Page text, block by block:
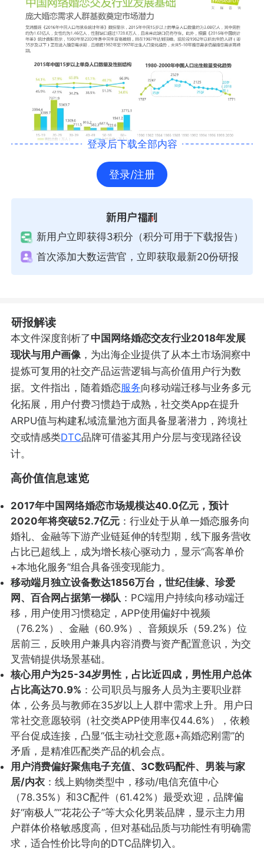
登录后下载全部内容
登录/注册
新用户立即获得3积分（积分可用于下载报告）
首次添加大数运营官，立即获取最新20份研报
研报解读
本文件深度剖析了中国网络婚恋交友行业2018年发展
现状与用户画像，为出海企业提供了从本土市场洞察中
提炼可复用的社交产品运营逻辑与高价值用户行为数
据。文件指出，随着婚恋服务向移动端迁移与业务多元
化拓展，用户付费习惯趋于成熟，社交类App在提升
ARPU值与构建私域流量池方面具备显著潜力，跨境社
交或情感类DTC品牌可借鉴其用户分层与变现路径设
计。
高价值信息速览
2017年中国网络婚恋市场规模达40.0亿元，预计
2020年将突破52.7亿元：行业处于从单一婚恋服务向
婚礼、金融等下游产业链延伸的转型期，线下服务营收
占比已超线上，成为增长核心驱动力，显示“高客单价
+本地化服务”组合具备强变现能力。
移动端月独立设备数达1856万台，世纪佳缘、珍爱
网、百合网占据第一梯队：PC端用户持续向移动端迁
移，用户使用习惯稳定，APP使用偏好中视频
（76.2%）、金融（60.9%）、音频娱乐（59.2%）位
居前三，反映用户兼具内容消费与资产配置意识，为交
叉营销提供场景基础。
核心用户为25-34岁男性，占比近四成，男性用户总体
占比高达70.9% ：公司职员与服务人员为主要职业群
体，公务员与教师在35岁以上人群中需求上升。用户日
常社交意愿较弱（社交类APP使用率仅44.6%），依赖
平台促成连接，凸显“低主动社交意愿+高婚恋刚需”的
矛盾，是精准匹配类产品的机会点。
用户消费偏好聚焦电子充值、3C数码配件、男装与家
居/内衣：线上购物类型中，移动/电信充值中心
（78.35%）和3C配件（61.42%）最受欢迎，品牌偏
好“南极人”“花花公子”等大众化男装品牌，显示主力用
户群体价格敏感度高，但对基础品质与功能性有明确需
求，适合性价比导向的DTC品牌切入。